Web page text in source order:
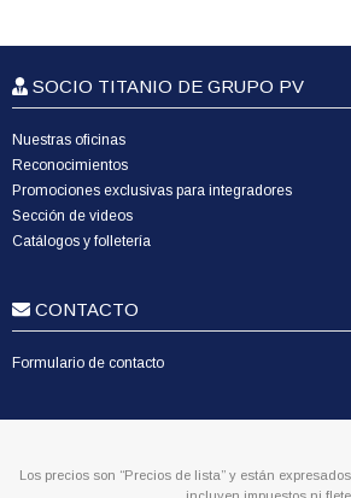
SOCIO TITANIO DE GRUPO PV
Nuestras oficinas
Reconocimientos
Promociones exclusivas para integradores
Sección de videos
Catálogos y folletería
CONTACTO
Formulario de contacto
Los precios son “Precios de lista” y están